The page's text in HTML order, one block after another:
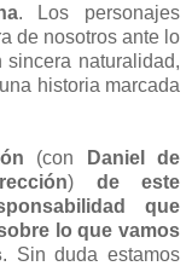
. Los personajes
de nosotros ante lo
naturalidad,
historia marcada
(con
Daniel de
) de este
que
lo que vamos
. Sin duda estamos